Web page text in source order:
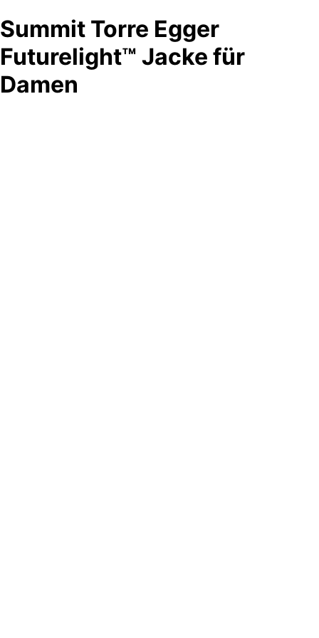
Summit Torre Egger
Futurelight™ Jacke für
Damen